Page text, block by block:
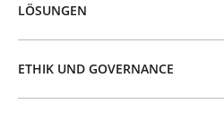
LÖSUNGEN
ETHIK UND GOVERNANCE